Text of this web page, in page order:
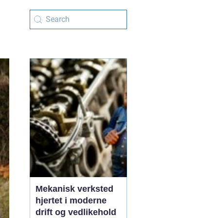
Mekanisk verksted
hjertet i moderne
drift og vedlikehold